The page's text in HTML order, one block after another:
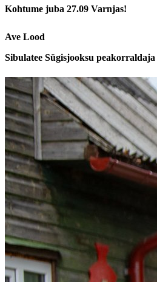
Kohtume juba 27.09 Varnjas!
Ave Lood
Sibulatee Sügisjooksu peakorraldaja